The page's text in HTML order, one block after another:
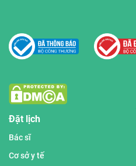
Đặt lịch
Bác sĩ
Cơ sở y tế